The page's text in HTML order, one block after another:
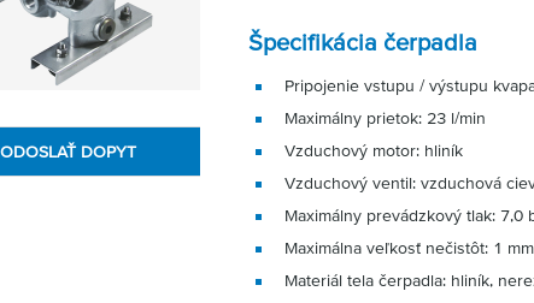
DOPYT
Špecifikácia čerpadla
Pripojenie vstupu / výstupu
Maximálny prietok: 23 l/min
Vzduchový motor: hliník
Vzduchový ventil: vzduchová
Maximálny prevádzkový tlak: 7,0
Maximálna veľkosť nečistôt: 1 mm
Materiál tela čerpadla: hliník,